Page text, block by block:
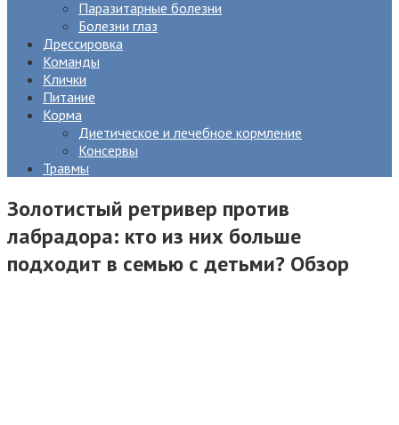
Паразитарные болезни
Болезни глаз
Дрессировка
Команды
Клички
Питание
Корма
Диетическое и лечебное кормление
Консервы
Травмы
Золотистый ретривер против
лабрадора: кто из них больше
подходит в семью с детьми? Обзор